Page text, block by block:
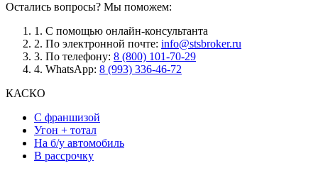
Остались вопросы? Мы поможем:
1. С помощью онлайн-консультанта
2. По электронной почте: info@stsbroker.ru
3. По телефону: 8 (800) 101-70-29
4. WhatsApp: 8 (993) 336-46-72
КАСКО
С франшизой
Угон + тотал
На б/у автомобиль
В рассрочку